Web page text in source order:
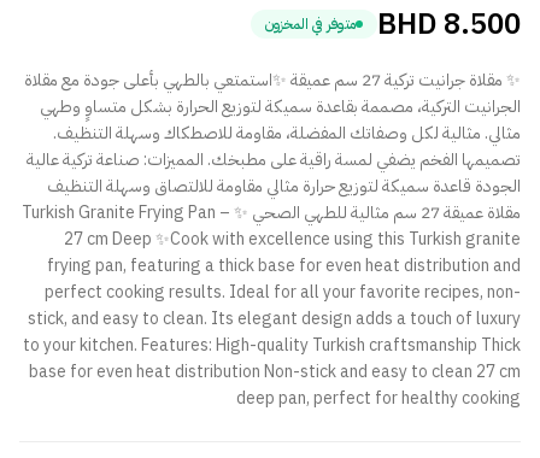
BHD8.500 متوفر في المخزون
✨ مقلاة جرانيت تركية 27 سم عميقة ✨استمتعي بالطهي بأعلى جودة مع مقلاة
الجرانيت التركية، مصممة بقاعدة سميكة لتوزيع الحرارة بشكل متساوٍ وطهي
مثالي. مثالية لكل وصفاتك المفضلة، مقاومة للاصطكاك وسهلة التنظيف.
تصميمها الفخم يضفي لمسة راقية على مطبخك. المميزات: صناعة تركية عالية
الجودة قاعدة سميكة لتوزيع حرارة مثالي مقاومة للالتصاق وسهلة التنظيف
مقلاة عميقة 27 سم مثالية للطهي الصحي ✨ Turkish Granite Frying Pan –
27 cm Deep ✨Cook with excellence using this Turkish granite
frying pan, featuring a thick base for even heat distribution and
perfect cooking results. Ideal for all your favorite recipes, non-
stick, and easy to clean. Its elegant design adds a touch of luxury
to your kitchen. Features: High-quality Turkish craftsmanship Thick
base for even heat distribution Non-stick and easy to clean 27 cm
deep pan, perfect for healthy cooking